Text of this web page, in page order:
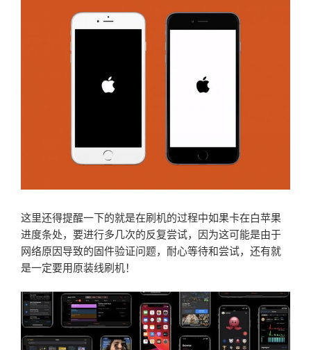
这里还得提醒一下的就是在刷机的过程中如果卡在白苹果
进度条处，要进行多几次的反复尝试，因为这可能是由于
网络原因导致的固件验证问题，耐心等待和尝试，还有就
是一定要用原装线刷机！